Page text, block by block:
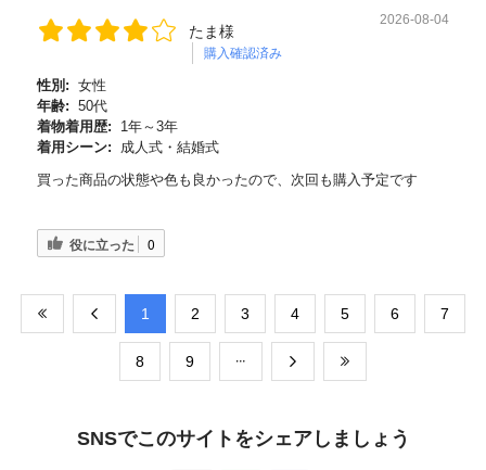
たま様
購入確認済み
2026-08-04
性別: 女性
年齢: 50代
着物着用歴:
1年～3年
着用シーン:
成人式・結婚式
買った商品の状態や色も良かったので、次回も購入予定です
役に立った 0
​1 ​2 ​3 ​4 ​5 ​6 ​7
​8 ​9
SNSでこのサイトをシェアしましょう